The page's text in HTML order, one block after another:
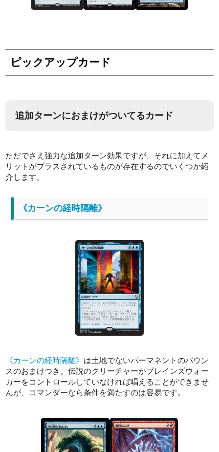
ピックアップカード
追加ターンにおまけがついてるカード
ただでさえ強力な追加ターン効果ですが、それに加えてメ
リットがプラスされているものが存在するのでいくつか紹
介します。
《カーンの経時隔離》
《カーンの経時隔離》 は土地でないパーマネントのバウン
スのおまけつき。伝説のクリーチャーかプレインズウォー
カーをコントロールしていなければ唱えることができませ
んが、コマンダーなら条件を満たすのは容易です。